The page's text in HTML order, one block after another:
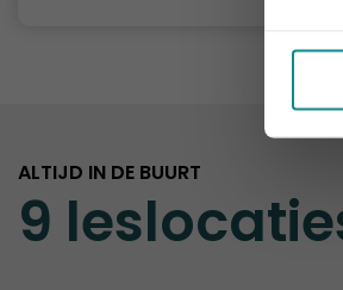
ALTIJD IN DE BUURT
9